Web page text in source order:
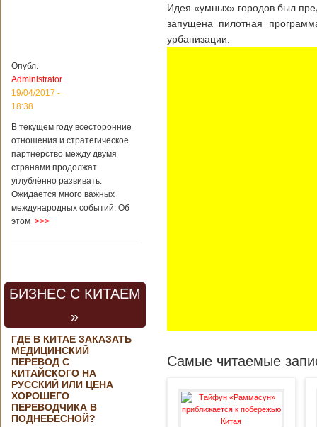
Опубл.
Administrator
19/04/2017 -
18:38
В текущем году всесторонние
отношения и стратегическое
партнерство между двумя
странами продолжат
углублённо развивать.
Ожидается много важных
международных событий. Об
этом >>>
БИЗНЕС С КИТАЕМ
»
ГДЕ В КИТАЕ ЗАКАЗАТЬ
МЕДИЦИНСКИЙ
ПЕРЕВОД С
КИТАЙСКОГО НА
РУССКИЙ ИЛИ ЦЕНА
ХОРОШЕГО
ПЕРЕВОДЧИКА В
ПОДНЕБЕСНОЙ?
Идея «умных» городов был
запущена пилотная
урбанизации.
Самые читаемые